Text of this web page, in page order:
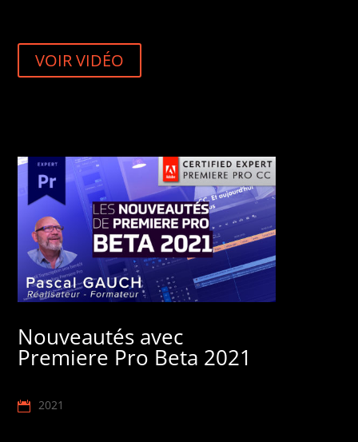
VOIR VIDÉO
Nouveautés avec
Premiere Pro Beta 2021
2021